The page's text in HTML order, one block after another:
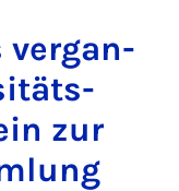
ver­gan­
zur